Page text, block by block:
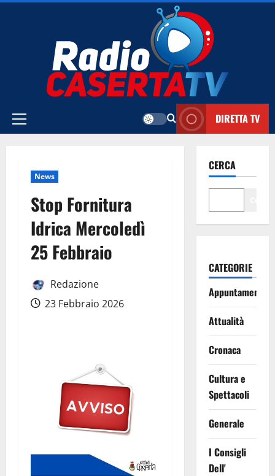
Vai
Menu
DIRETTA TV
News
Stop Fornitura
Idrica Mercoledì
25 Febbraio
Redazione
23 Febbraio 2026
CERCA
CATEGORIE
Appuntamenti
Attualità
Cronaca
Cultura e
Spettacoli
Generale
I Consigli
Dell'